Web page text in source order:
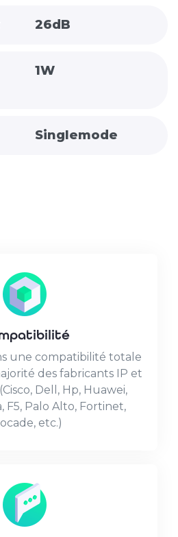
26dB
1W
Singlemode
une compatibilité totale
des fabricants IP et
Dell, Hp, Huawei,
F5, Palo Alto, Fortinet,
etc.)